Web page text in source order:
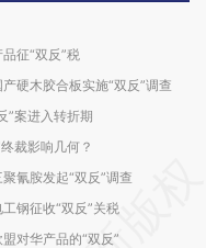
征“双反”税
硬木胶合板实施“双反”调查
”案进入转折期
裁影响几何？
氰胺发起“双反”调查
钢征收“双反”关税
对华产品的“双反”